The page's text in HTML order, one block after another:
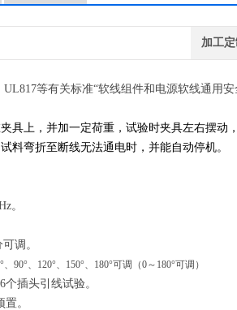
加工定
UL817等有关标准“软线组件和电源软线通用
具上，并加一定荷重，试验时夹具左右摆动
料弯折至断线无法通电时，并能自动停机。
。
调。
、90°、120°、150°、180°可调（0～180°可调）
6个插头引线试验。
置。